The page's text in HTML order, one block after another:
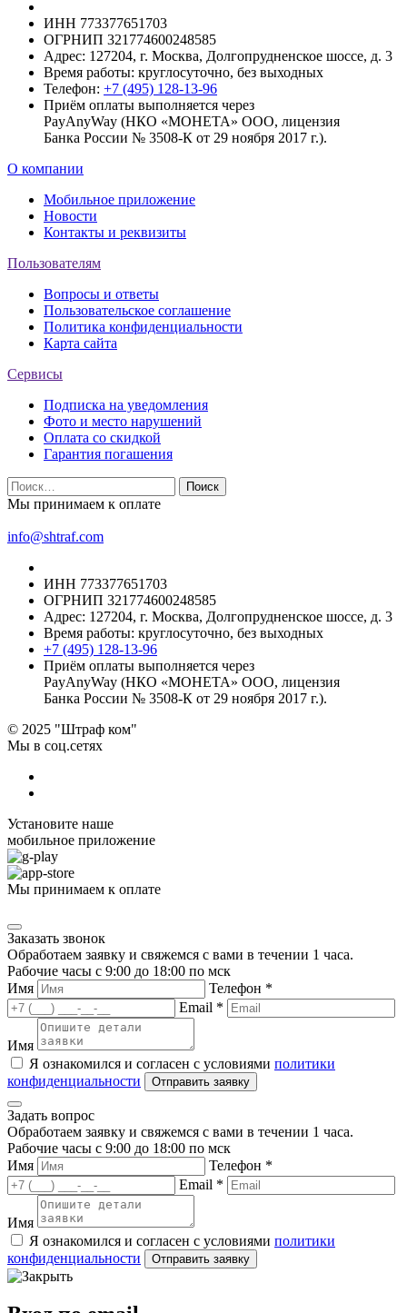
ИНН 773377651703
ОГРНИП 321774600248585
Адрес: 127204, г. Москва, Долгопрудненское шоссе, д. 3
Время работы: круглосуточно, без выходных
Телефон: +7 (495) 128-13-96
Приём оплаты выполняется через
PayAnyWay (НКО «МОНЕТА» ООО, лицензия
Банка России № 3508-К от 29 ноября 2017 г.).
О компании
Мобильное приложение
Новости
Контакты и реквизиты
Пользователям
Вопросы и ответы
Пользовательское соглашение
Политика конфиденциальности
Карта сайта
Сервисы
Подписка на уведомления
Фото и место нарушений
Оплата со скидкой
Гарантия погашения
Найти:
Мы принимаем к оплате
info@shtraf.com
ИНН 773377651703
ОГРНИП 321774600248585
Адрес: 127204, г. Москва, Долгопрудненское шоссе, д. 3
Время работы: круглосуточно, без выходных
+7 (495) 128-13-96
Приём оплаты выполняется через
PayAnyWay (НКО «МОНЕТА» ООО, лицензия
Банка России № 3508-К от 29 ноября 2017 г.).
© 2025 "Штраф ком"
Мы в соц.сетях
Установите наше
мобильное приложение
Мы принимаем к оплате
Заказать звонок
Обработаем заявку и свяжемся с вами в течении 1 часа.
Рабочие часы с 9:00 до 18:00 по мск
Имя
Телефон *
Email *
Имя
Я ознакомился и согласен с условиями политики
конфиденциальности
Задать вопрос
Обработаем заявку и свяжемся с вами в течении 1 часа.
Рабочие часы с 9:00 до 18:00 по мск
Имя
Телефон *
Email *
Имя
Я ознакомился и согласен с условиями политики
конфиденциальности